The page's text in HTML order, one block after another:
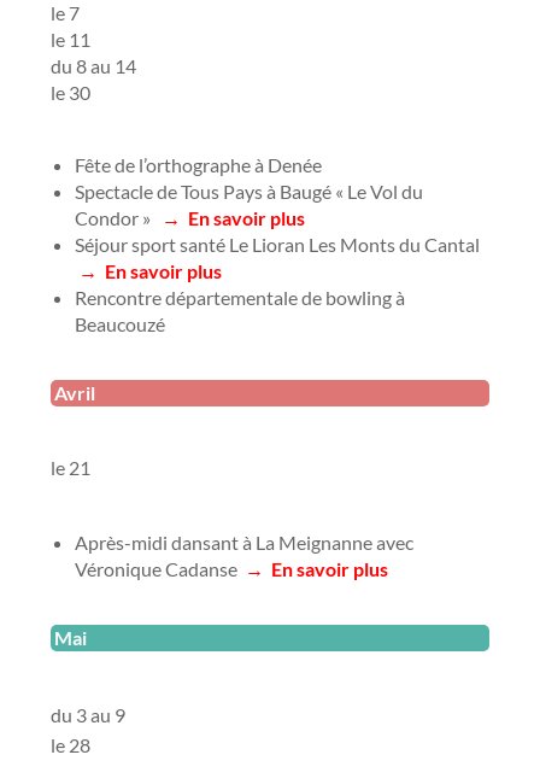
le 7
le 11
du 8 au 14
le 30
Fête de l’orthographe à Denée
Spectacle de Tous Pays à Baugé « Le Vol du
Condor »
→ En savoir plus
Séjour sport santé Le Lioran Les Monts du Cantal
→ En savoir plus
Rencontre départementale de bowling à
Beaucouzé
Avril
le 21
Après-midi dansant à La Meignanne avec
Véronique Cadanse → En savoir plus
Mai
du 3 au 9
le 28